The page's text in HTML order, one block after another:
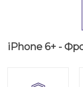
iPhone 6+ -